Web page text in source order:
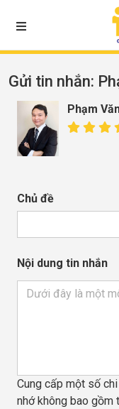
Gửi tin nhắn:
Phạm
Chủ đề
Nội dung tin nhắn
Cung cấp một số
nhớ không bao gồm